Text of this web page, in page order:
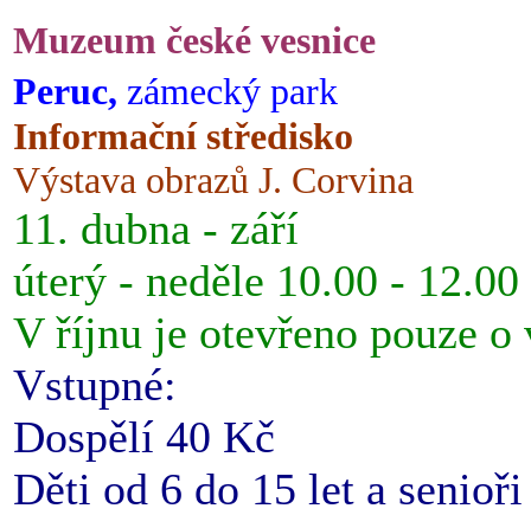
Muzeum české vesnice
Peruc, zámecký park
Informační středisko
Výstava obrazů J. Corvina
11. dubna - září
úterý - neděle 10.00 -
V říjnu je otevřeno pouze o
Vstupné:
Dospělí 40 Kč
Děti od 6 do 15 let a